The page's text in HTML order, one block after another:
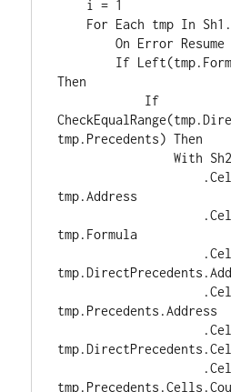
        On Error Resume Next
Then
tmp.Precedents) Then
                With Sh2
tmp.Address
tmp.Formula
tmp.Precedents.Address